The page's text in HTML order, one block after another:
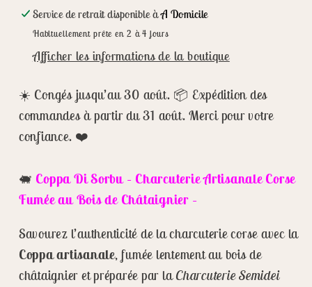
Sorbu
–
Artisanale
-
Fumée
au
de
Châtaignier
Sorbu
–
Artisanale
-
Fumée
de
Châtaignier
Service de retrait disponible àA Domicile
Habituellement prête en 2 à 4 jours
Afficher les informations de la boutique
☀️ Congés jusqu’au 30 août. 📦 Expédition des
commandes à partir du 31 août. Merci pour votre
confiance. ❤️
🐖 CoppaDi Sorbu – Charcuterie Artisanale Corse
Fumée au Bois de Châtaignier –
Savourez l’authenticité de la charcuterie corse avec la
Coppa artisanale, fumée lentement au bois de
châtaignier et préparée par laCharcuterie Semidei